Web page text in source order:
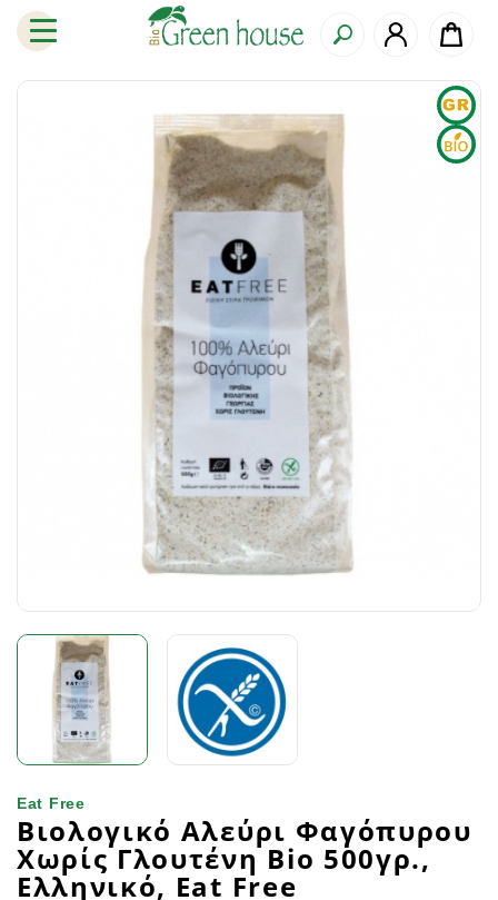
Eat Free
Βιολογικό Αλεύρι Φαγόπυρου
Χωρίς Γλουτένη Bio 500γρ.,
Ελληνικό, Eat Free